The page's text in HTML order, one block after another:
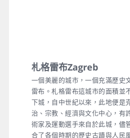
札格雷布Zagreb
一個美麗的城市，一個充滿歷史
雷布。札格雷布這城市的面積並
下城，自中世紀以來，此地便是
治、宗教、經濟與文化中心，有
術家及運動選手來自於此城，儘
合了各個時期的歷史古蹟與人民